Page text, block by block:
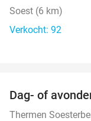
Soest (6 km)
Verkocht: 92
Dag- of
Thermen